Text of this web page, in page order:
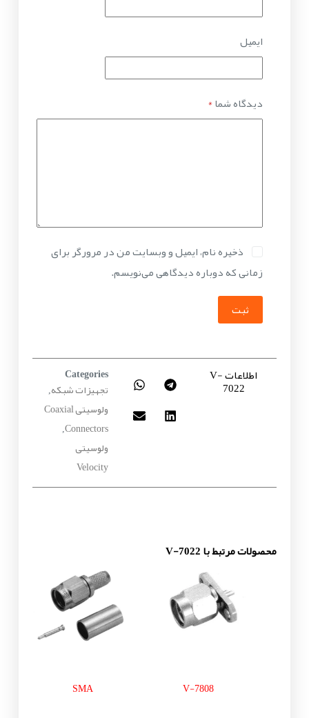
ایمیل
دیدگاه شما*
ذخیره نام، ایمیل و وبسایت من در مرورگر برای
زمانی که دوباره دیدگاهی می‌نویسم.
ثبت
اطلاعات V-
7022
Categories
تجهیزات شبکه,
ولوسیتی Coaxial
Connectors
,
ولوسیتی
Velocity
محصولات مرتبط با V-7022
V-7808
SMA